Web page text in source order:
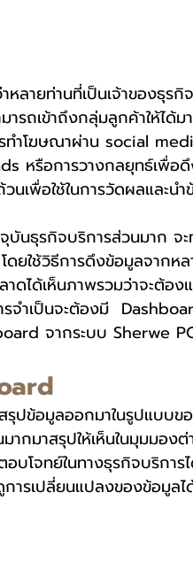
มารถเข้าถึงกลุ่มลูกค้าให้ไ
ทำโฆษณาผ่าน social
หรือการวางกลยุทธ์เพื่อ
นเพื่อใช้ในการวัดผลและน
ดยใช้วิธีการดึงข้อมูลจากห
าดได้เห็นภาพรวมว่าจะต้อ
จำเป็นจะต้องมี
จากระบบ Sherwe
ากมาสรุปให้เห็นในมุมมอง
อบโจทย์ในทางธุรกิจบริกา
ารเปลี่ยนแปลงของข้อมูลไ